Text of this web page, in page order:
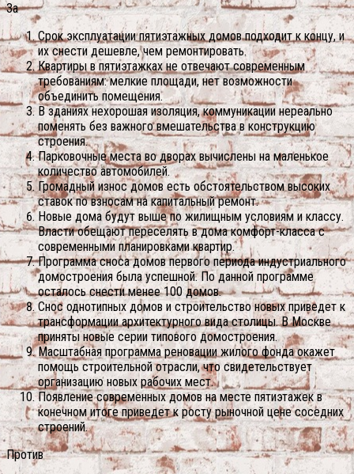
За
Срок эксплуатации пятиэтажных домов подходит к концу, и
их снести дешевле, чем ремонтировать.
Квартиры в пятиэтажках не отвечают современным
требованиям: мелкие площади, нет возможности
объединить помещения.
В зданиях нехорошая изоляция, коммуникации нереально
поменять без важного вмешательства в конструкцию
строения.
Парковочные места во дворах вычислены на маленькое
количество автомобилей.
Громадный износ домов есть обстоятельством высоких
ставок по взносам на капитальный ремонт.
Новые дома будут выше по жилищным условиям и классу.
Власти обещают переселять в дома комфорт-класса с
современными планировками квартир.
Программа сноса домов первого периода индустриального
домостроения была успешной. По данной программе
осталось снести менее 100 домов.
Снос однотипных домов и строительство новых приведет к
трансформации архитектурного вида столицы. В Москве
приняты новые серии типового домостроения.
Масштабная программа реновации жилого фонда окажет
помощь строительной отрасли, что свидетельствует
организацию новых рабочих мест.
Появление современных домов на месте пятиэтажек в
конечном итоге приведет к росту рыночной цене соседних
строений.
Против